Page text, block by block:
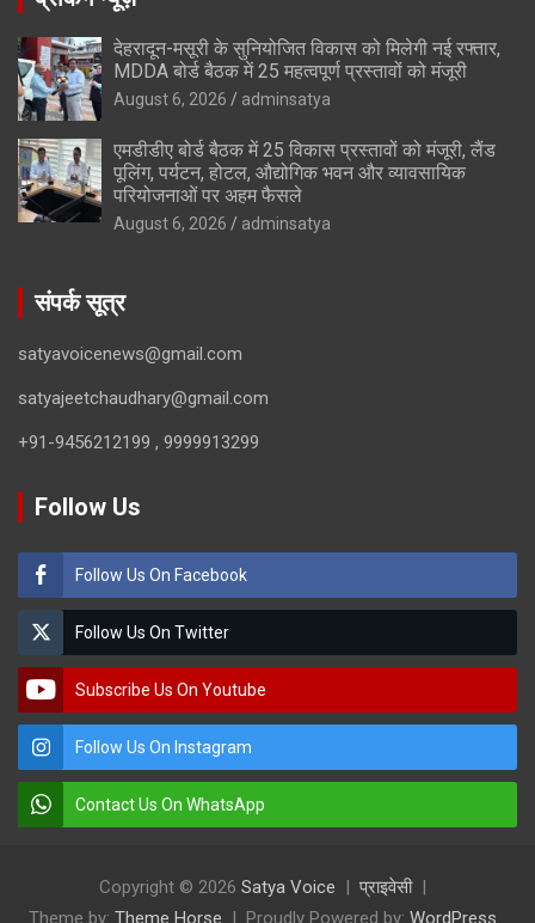
देहरादून-मसूरी के सुनियोजित विकास को मिलेगी नई रफ्तार,
MDDA बोर्ड बैठक में 25 महत्वपूर्ण प्रस्तावों को मंजूरी
August 6, 2026 adminsatya
एमडीडीए बोर्ड बैठक में 25 विकास प्रस्तावों को मंजूरी, लैंड
पूलिंग, पर्यटन, होटल, औद्योगिक भवन और व्यावसायिक
परियोजनाओं पर अहम फैसले
August 6, 2026 adminsatya
संपर्क सूत्र
satyavoicenews@gmail.com
satyajeetchaudhary@gmail.com
+91-9456212199 , 9999913299
Follow Us
Follow Us On Facebook
Follow Us On Twitter
Subscribe Us On Youtube
Follow Us On Instagram
Contact Us On WhatsApp
Copyright © 2026 Satya Voice
प्राइवेसी
Theme by: Theme Horse Proudly Powered by: WordPress